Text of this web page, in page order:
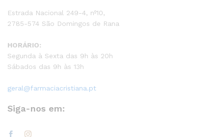
Estrada Nacional 249-4, nº10,
2785-574 São Domingos de Rana
HORÁRIO:
Segunda à Sexta das 9h às 20h
Sábados das 9h às 13h
geral@farmaciacristiana.pt
Siga-nos em: